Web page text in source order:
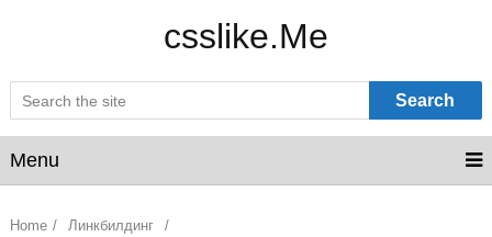
csslike.Me
Search
Menu
Home / Линкбилдинг
/